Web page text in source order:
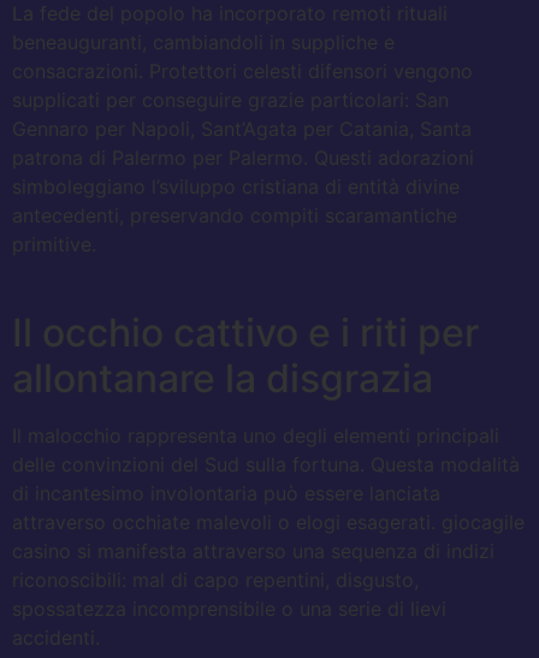
La fede del popolo ha incorporato remoti rituali
beneauguranti, cambiandoli in suppliche e
consacrazioni. Protettori celesti difensori vengono
supplicati per conseguire grazie particolari: San
Gennaro per Napoli, Sant’Agata per Catania, Santa
patrona di Palermo per Palermo. Questi adorazioni
simboleggiano l’sviluppo cristiana di entità divine
antecedenti, preservando compiti scaramantiche
primitive.
Il occhio cattivo e i riti per
allontanare la disgrazia
Il malocchio rappresenta uno degli elementi principali
delle convinzioni del Sud sulla fortuna. Questa modalità
di incantesimo involontaria può essere lanciata
attraverso occhiate malevoli o elogi esagerati. giocagile
casino si manifesta attraverso una sequenza di indizi
riconoscibili: mal di capo repentini, disgusto,
spossatezza incomprensibile o una serie di lievi
accidenti.